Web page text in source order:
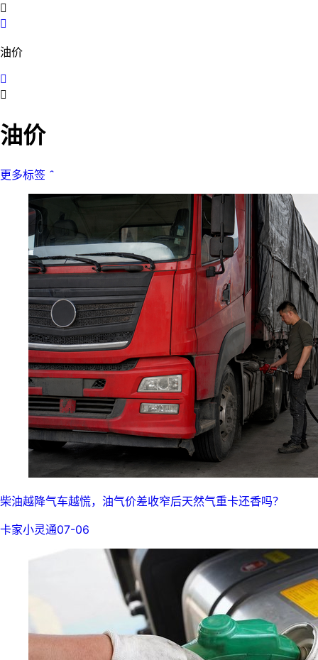


油价


油价
更多标签 
柴油越降气车越慌，油气价差收窄后天然气重卡还香吗？
卡家小灵通07-06